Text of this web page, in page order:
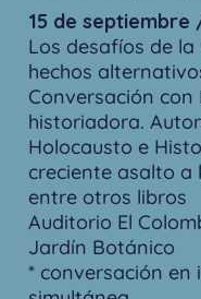
15 de septiembre
Los desafíos de
hechos
Conversación
historiadora.
Holocausto e
creciente asalto a
entre otros libros
Auditorio El
Jardín Botánico
* conversación en